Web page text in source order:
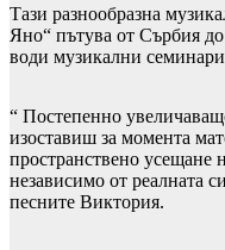
Тази разнообразна
Яно“ пътува от Сърбия
води музикални
“ Постепенно
изоставиш за момента
пространствено усещане
независимо от реалната
песните Виктория.